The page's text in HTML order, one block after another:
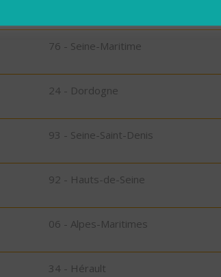
76 - Seine-Maritime
24 - Dordogne
93 - Seine-Saint-Denis
92 - Hauts-de-Seine
06 - Alpes-Maritimes
34 - Hérault